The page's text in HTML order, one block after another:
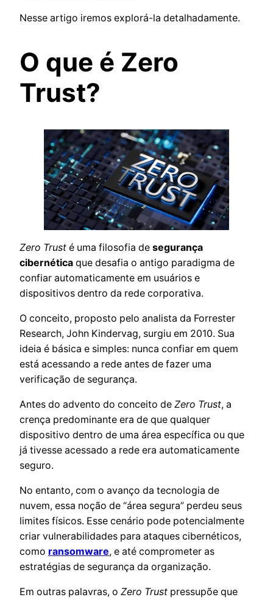
Nesse artigo iremos explorá-la detalhadamente.
O que é Zero
Trust?
Zero Trust é uma filosofia de segurança
cibernética que desafia o antigo paradigma de
confiar automaticamente em usuários e
dispositivos dentro da rede corporativa.
O conceito, proposto pelo analista da Forrester
Research, John Kindervag, surgiu em 2010. Sua
ideia é básica e simples: nunca confiar em quem
está acessando a rede antes de fazer uma
verificação de segurança.
Antes do advento do conceito de Zero Trust, a
crença predominante era de que qualquer
dispositivo dentro de uma área específica ou que
já tivesse acessado a rede era automaticamente
seguro.
No entanto, com o avanço da tecnologia de
nuvem, essa noção de “área segura” perdeu seus
limites físicos. Esse cenário pode potencialmente
criar vulnerabilidades para ataques cibernéticos,
como ransomware, e até comprometer as
estratégias de segurança da organização.
Em outras palavras, o Zero Trust pressupõe que